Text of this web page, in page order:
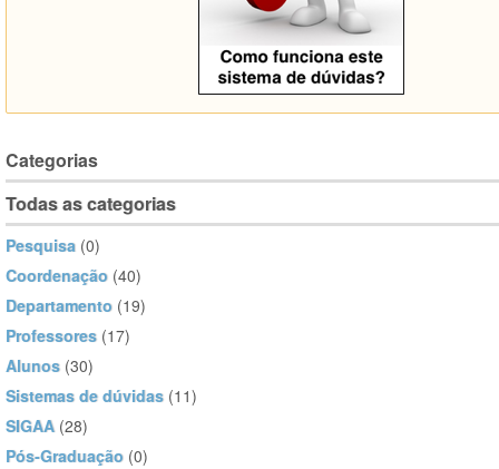
Categorias
Todas as categorias
Pesquisa (0)
Coordenação (40)
Departamento (19)
Professores (17)
Alunos (30)
Sistemas de dúvidas (11)
SIGAA (28)
Pós-Graduação (0)